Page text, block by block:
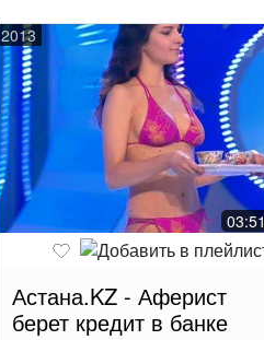
2013
03:51
Астана.KZ - Аферист
берет кредит в банке